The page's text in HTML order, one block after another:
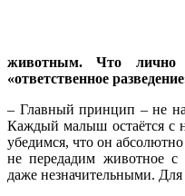
животным. Что лично
«ответственное
– Главный принцип – не
Каждый малыш остаётся с
убедимся, что он
не передадим животное с
даже незначительными.